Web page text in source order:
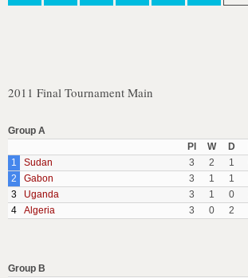
2011 Final Tournament Main
Group A
Pl
W D
1
Sudan 3 2 1
2
Gabon 3 1 1
3
Uganda 3 1 0
4
Algeria 3 0 2
Group B